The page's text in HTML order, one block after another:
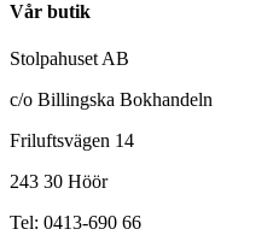
Vår butik
Stolpahuset AB
c/o Billingska Bokhandeln
Friluftsvägen 14
243 30 Höör
Tel: 0413-690 66